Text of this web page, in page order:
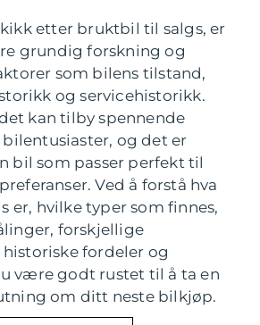
etter bruktbil til salgs, er
grundig forskning og
som bilens tilstand,
og servicehistorikk.
kan tilby spennende
og det er
bil som passer perfekt til
Ved å forstå hva
er, hvilke typer som finnes,
forskjellige
fordeler og
være godt rustet til å ta en
om ditt neste bilkjøp.